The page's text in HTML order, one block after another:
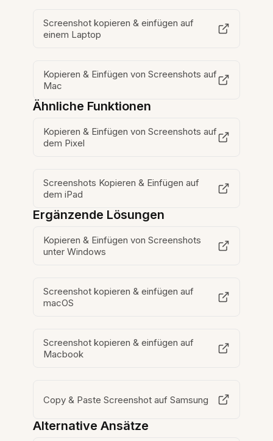
Screenshot kopieren & einfügen auf
einem Laptop
Kopieren & Einfügen von Screenshots auf
Mac
Ähnliche Funktionen
Kopieren & Einfügen von Screenshots auf
dem Pixel
Screenshots Kopieren & Einfügen auf
dem iPad
Ergänzende Lösungen
Kopieren & Einfügen von Screenshots
unter Windows
Screenshot kopieren & einfügen auf
macOS
Screenshot kopieren & einfügen auf
Macbook
Copy & Paste Screenshot auf Samsung
Alternative Ansätze